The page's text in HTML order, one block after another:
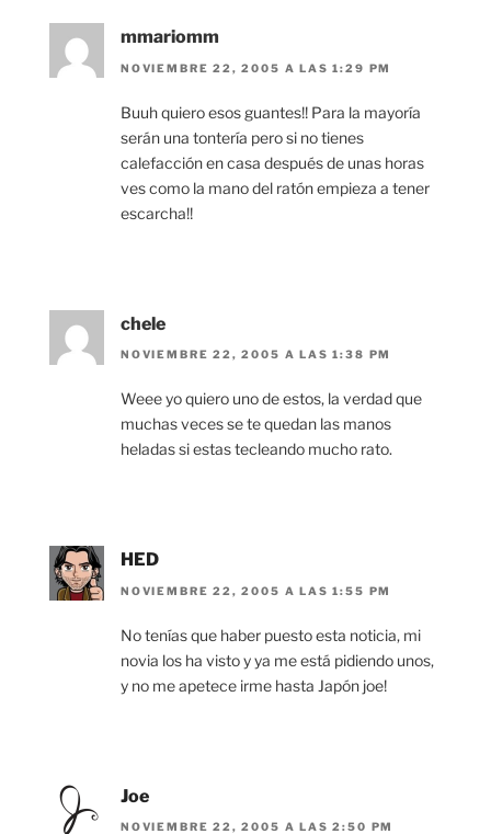
mmariomm
NOVIEMBRE 22, 2005 A LAS 1:29 PM
Buuh quiero esos guantes!! Para la mayoría
serán una tontería pero si no tienes
calefacción en casa después de unas horas
ves como la mano del ratón empieza a tener
escarcha!!
chele
NOVIEMBRE 22, 2005 A LAS 1:38 PM
Weee yo quiero uno de estos, la verdad que
muchas veces se te quedan las manos
heladas si estas tecleando mucho rato.
HED
NOVIEMBRE 22, 2005 A LAS 1:55 PM
No tenías que haber puesto esta noticia, mi
novia los ha visto y ya me está pidiendo unos,
y no me apetece irme hasta Japón joe!
Joe
NOVIEMBRE 22, 2005 A LAS 2:50 PM